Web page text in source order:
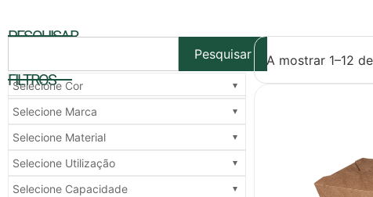
PESQUISAR
Pesquisar
FILTROS
Selecione Cor
Selecione Marca
Selecione Material
Selecione Utilização
Selecione Capacidade
A mostrar 1–12